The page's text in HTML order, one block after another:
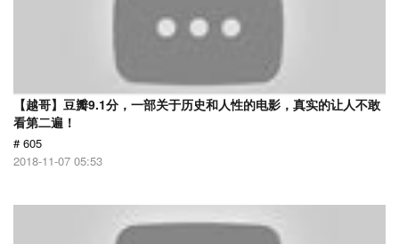
【越哥】豆瓣9.1分，一部关于历史和人性的电影，真实的让人不敢
看第二遍！
# 605
2018-11-07 05:53